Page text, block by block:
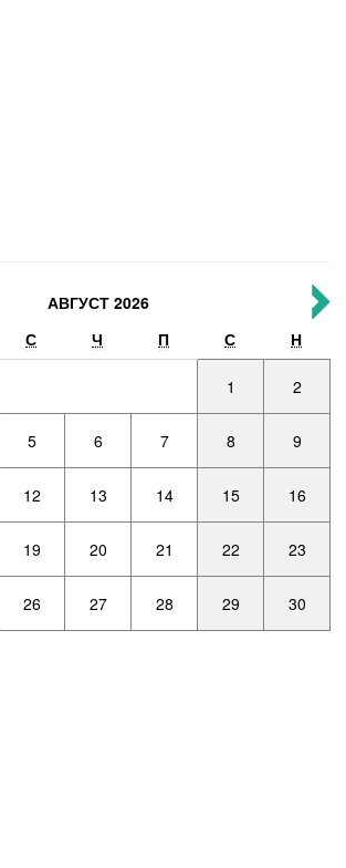
АВГУСТ 2026
С Ч П С Н
1 2
5 6 7 8 9
12 13 14 15 16
19 20 21 22 23
26 27 28 29 30